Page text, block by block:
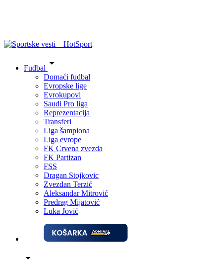
Fudbal
Domaći fudbal
Evropske lige
Evrokupovi
Saudi Pro liga
Reprezentacija
Transferi
Liga šampiona
Liga evrope
FK Crvena zvezda
FK Partizan
FSS
Dragan Stojkovic
Zvezdan Terzić
Aleksandar Mitrović
Predrag Mijatović
Luka Jović